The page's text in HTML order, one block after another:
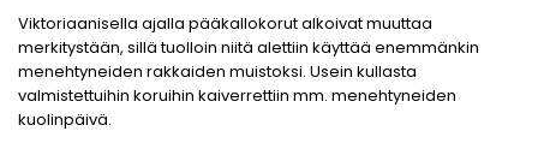
Viktoriaanisella ajalla pääkallokorut alkoivat muuttaa
merkitystään, sillä tuolloin niitä alettiin käyttää enemmänkin
menehtyneiden rakkaiden muistoksi. Usein kullasta
valmistettuihin koruihin kaiverrettiin mm. menehtyneiden
kuolinpäivä.